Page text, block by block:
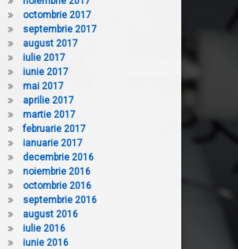
octombrie 2017
septembrie 2017
august 2017
iulie 2017
iunie 2017
mai 2017
aprilie 2017
martie 2017
februarie 2017
ianuarie 2017
decembrie 2016
noiembrie 2016
octombrie 2016
septembrie 2016
august 2016
iulie 2016
iunie 2016